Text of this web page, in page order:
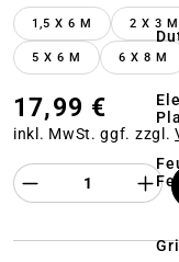
1,5 X 6 M 2 X 3 M
5 X 6 M 6 X 8 M
17,99 €
inkl. MwSt. ggf. zzgl.
Produkt